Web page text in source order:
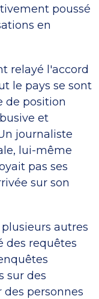
poussé
en
relayé l'accord
le pays se sont
de position
et
journaliste
lui-même
pas ses
sur son
autres
des requêtes
sur des
des personnes